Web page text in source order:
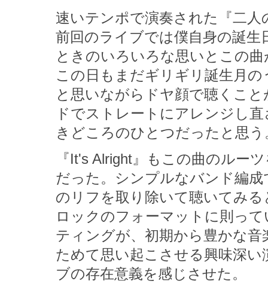
速いテンポで演奏された『二
前回のライブでは僕自身の誕
ときのいろいろな思いとこの
この日もまだギリギリ誕生月
と思いながらドヤ顔で聴くこ
ドでストレートにアレンジし
きどころのひとつだったと思う
『It's Alright』もこの曲のルー
だった。シンプルなバンド編
のリフを取り除いて聴いてみ
ロックのフォーマットに則っ
ティングが、初期から豊かな
ためて思い起こさせる興味深
ブの存在意義を感じさせた。